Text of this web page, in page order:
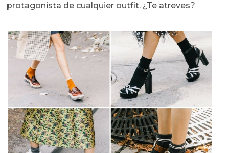
protagonista de cualquier outfit. ¿Te atreves?